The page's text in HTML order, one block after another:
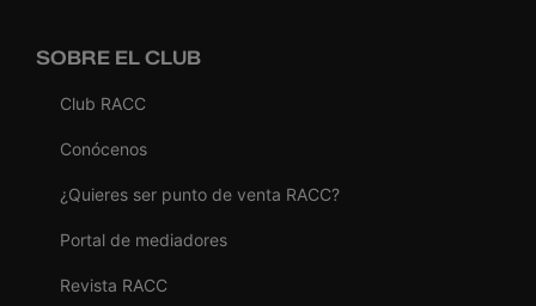
SOBRE EL CLUB
Club RACC
Conócenos
¿Quieres ser punto de venta RACC?
Portal de mediadores
Revista RACC